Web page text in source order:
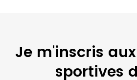
Je m'inscris
sportives